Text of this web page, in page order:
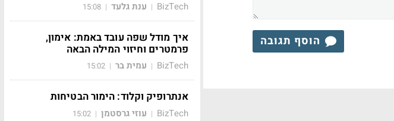
הוסף תגובה
BizTech
| ענת גלעד |
15:08
איך מודל שפה עובד באמת: אימון,
פרמטרים וחיזוי המילה הבאה
BizTech
| עמית בר |
15:02
אנתרופיק וקלוד: הימור הבטיחות
BizTech
| עוזי גרסטמן |
15:02